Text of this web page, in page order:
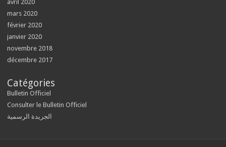
avril 2020
mars 2020
février 2020
janvier 2020
novembre 2018
décembre 2017
Catégories
Bulletin Officiel
Consulter le Bulletin Officiel
الجريدة الرسمية